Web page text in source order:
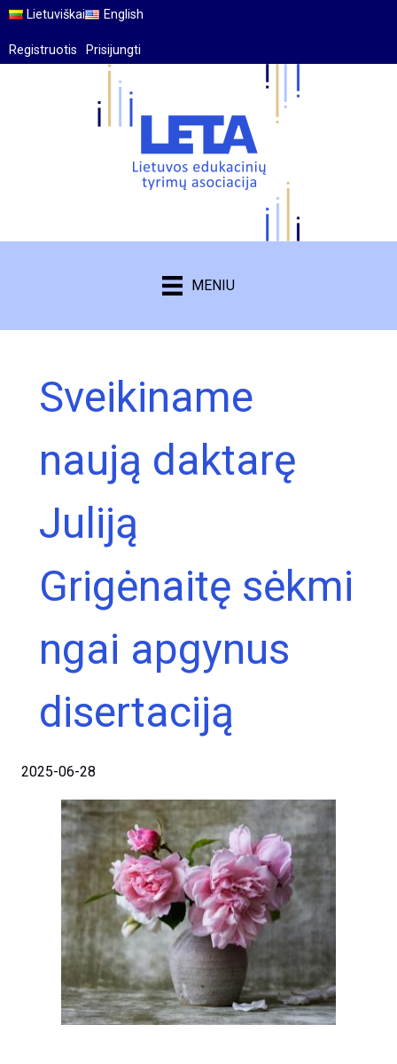
Lietuviškai English
Registruotis Prisijungti
MENIU
Sveikiname
naują daktarę
Juliją
Grigėnaitę sėkmi
ngai apgynus
disertaciją
2025-06-28